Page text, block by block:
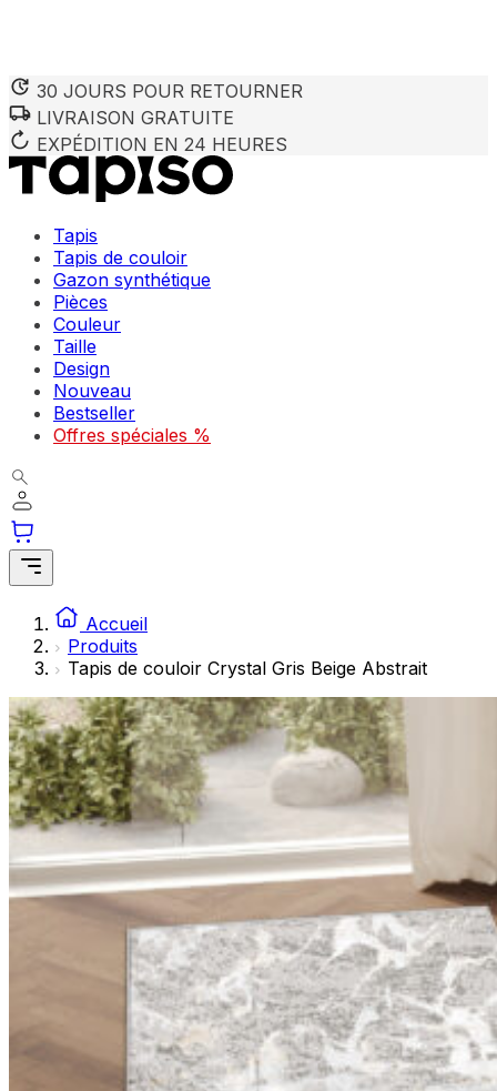
30 JOURS POUR RETOURNER
LIVRAISON GRATUITE
EXPÉDITION EN 24 HEURES
Tapis
Tapis de couloir
Gazon synthétique
Pièces
Couleur
Taille
Design
Nouveau
Bestseller
Offres spéciales %
Accueil
Produits
Tapis de couloir Crystal Gris Beige Abstrait
Nous utilisons des cookies pour personnaliser le contenu
partenaires peuvent combiner ces informations avec
utilisation de leurs services.
Les cookies indispensables sont cruciaux pour les
Les cookies liés aux préférences permettent au site de
comme votre langue préférée ou la région dans laquelle
Les cookies marketing sont utilisés pour suivre les
engageantes pour l'utilisateur individuel et, par
Les cookies non classés sont des cookies qui sont en